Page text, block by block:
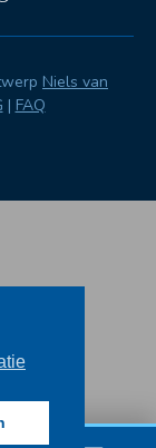
Niels van
| FAQ